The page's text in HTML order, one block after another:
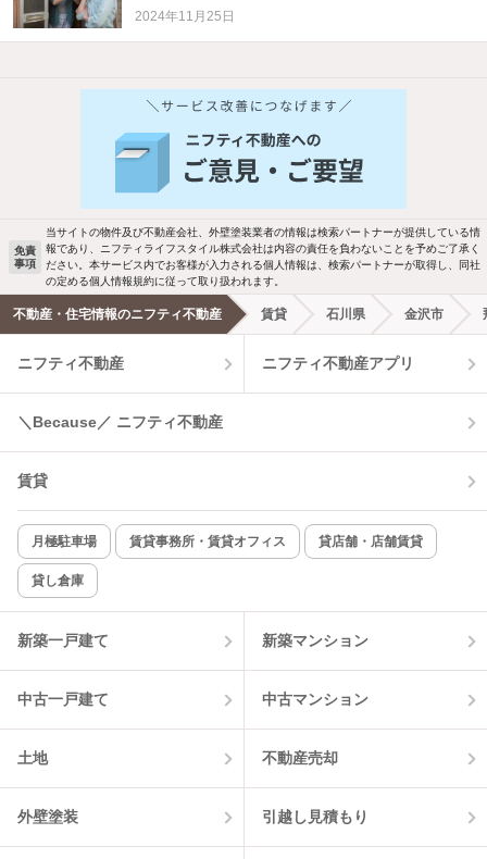
2024年11月25日
バス・トイレ別 2階以上
洗濯機置場あり 独立洗面台
エアコンあり 都市ガス
温水洗浄便座 オートロック
コンロ2口以上
新着のみ インターネット無料
該当件数:
2件
免責
事項
当サイトの物件及び不動産会社、外壁塗装業者の情報は検索パートナーが提供している情
報であり、ニフティライフスタイル株式会社は内容の責任を負わないことを予めご了承く
ださい。本サービス内でお客様が入力される個人情報は、検索パートナーが取得し、同社
の定める個人情報規約に従って取り扱われます。
不動産・住宅情報のニフティ不動産 賃貸 石川県 金沢市
ニフティ不動産 ニフティ不動産アプリ
＼Because／ ニフティ不動産
賃貸
月極駐車場 賃貸事務所・賃貸オフィス 貸店舗・店舗賃貸
貸し倉庫
新築一戸建て 新築マンション
中古一戸建て 中古マンション
土地 不動産売却
外壁塗装 引越し見積もり